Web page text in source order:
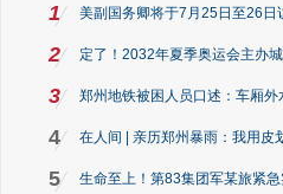
1 美副国务卿将于7月25日至26日
2 定了！2032年夏季奥运会主办
3 郑州地铁被困人员口述：车厢
4 在人间 | 亲历郑州暴雨：我用皮
5 生命至上！第83集团军某旅紧